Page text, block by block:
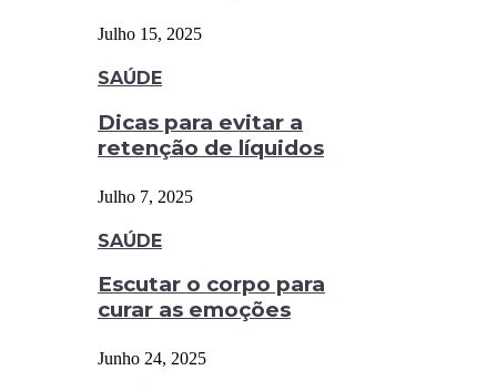
Julho 15, 2025
SAÚDE
Dicas para evitar a
retenção de líquidos
Julho 7, 2025
SAÚDE
Escutar o corpo para
curar as emoções
Junho 24, 2025